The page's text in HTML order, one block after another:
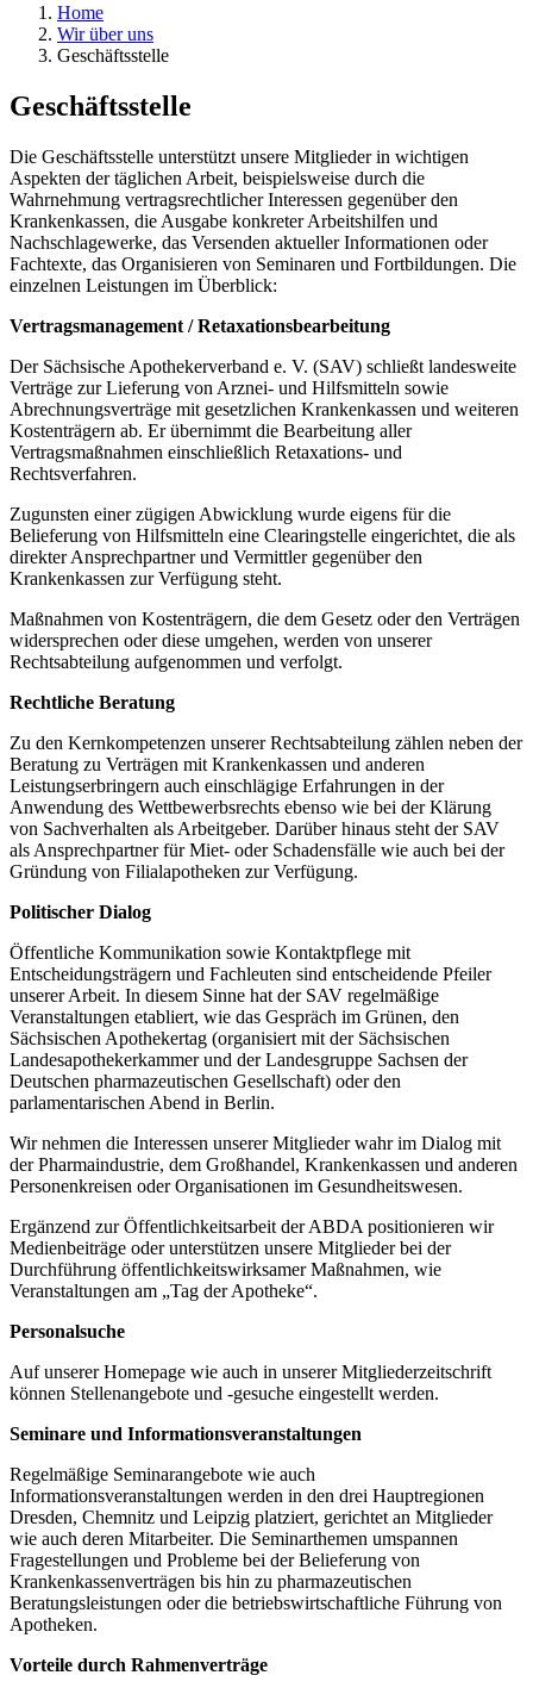
Home
Wir über uns
Geschäftsstelle
Geschäftsstelle
Die Geschäftsstelle unterstützt unsere Mitglieder in wichtigen
Aspekten der täglichen Arbeit, beispielsweise durch die
Wahrnehmung vertragsrechtlicher Interessen gegenüber den
Krankenkassen, die Ausgabe konkreter Arbeitshilfen und
Nachschlagewerke, das Versenden aktueller Informationen oder
Fachtexte, das Organisieren von Seminaren und Fortbildungen. Die
einzelnen Leistungen im Überblick:
Vertragsmanagement / Retaxationsbearbeitung
Der Sächsische Apothekerverband e. V. (SAV) schließt landesweite
Verträge zur Lieferung von Arznei- und Hilfsmitteln sowie
Abrechnungsverträge mit gesetzlichen Krankenkassen und weiteren
Kostenträgern ab. Er übernimmt die Bearbeitung aller
Vertragsmaßnahmen einschließlich Retaxations- und
Rechtsverfahren.
Zugunsten einer zügigen Abwicklung wurde eigens für die
Belieferung von Hilfsmitteln eine Clearingstelle eingerichtet, die als
direkter Ansprechpartner und Vermittler gegenüber den
Krankenkassen zur Verfügung steht.
Maßnahmen von Kostenträgern, die dem Gesetz oder den Verträgen
widersprechen oder diese umgehen, werden von unserer
Rechtsabteilung aufgenommen und verfolgt.
Rechtliche Beratung
Zu den Kernkompetenzen unserer Rechtsabteilung zählen neben der
Beratung zu Verträgen mit Krankenkassen und anderen
Leistungserbringern auch einschlägige Erfahrungen in der
Anwendung des Wettbewerbsrechts ebenso wie bei der Klärung
von Sachverhalten als Arbeitgeber. Darüber hinaus steht der SAV
als Ansprechpartner für Miet- oder Schadensfälle wie auch bei der
Gründung von Filialapotheken zur Verfügung.
Politischer Dialog
Öffentliche Kommunikation sowie Kontaktpflege mit
Entscheidungsträgern und Fachleuten sind entscheidende Pfeiler
unserer Arbeit. In diesem Sinne hat der SAV regelmäßige
Veranstaltungen etabliert, wie das Gespräch im Grünen, den
Sächsischen Apothekertag (organisiert mit der Sächsischen
Landesapothekerkammer und der Landesgruppe Sachsen der
Deutschen pharmazeutischen Gesellschaft) oder den
parlamentarischen Abend in Berlin.
Wir nehmen die Interessen unserer Mitglieder wahr im Dialog mit
der Pharmaindustrie, dem Großhandel, Krankenkassen und anderen
Personenkreisen oder Organisationen im Gesundheitswesen.
Ergänzend zur Öffentlichkeitsarbeit der ABDA positionieren wir
Medienbeiträge oder unterstützen unsere Mitglieder bei der
Durchführung öffentlichkeitswirksamer Maßnahmen, wie
Veranstaltungen am „Tag der Apotheke“.
Personalsuche
Auf unserer Homepage wie auch in unserer Mitgliederzeitschrift
können Stellenangebote und -gesuche eingestellt werden.
Seminare und Informationsveranstaltungen
Regelmäßige Seminarangebote wie auch
Informationsveranstaltungen werden in den drei Hauptregionen
Dresden, Chemnitz und Leipzig platziert, gerichtet an Mitglieder
wie auch deren Mitarbeiter. Die Seminarthemen umspannen
Fragestellungen und Probleme bei der Belieferung von
Krankenkassenverträgen bis hin zu pharmazeutischen
Beratungsleistungen oder die betriebswirtschaftliche Führung von
Apotheken.
Vorteile durch Rahmenverträge